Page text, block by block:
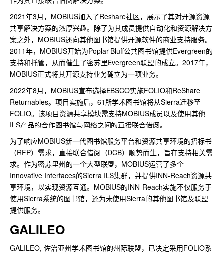
2021年3月，MOBIUS加入了Reshare社区，展示了其对开源资源
共享解决方案的浓厚兴趣。除了为其成员提供自动化和资源解决方
案之外，MOBIUS还向其他图书馆提供开源软件的商业支持服务。
2011年，MOBIUS开始为Poplar Bluff公共图书馆提供Evergreen的
支持和托管，从而催生了密苏里Evergreen联盟的成立。2017年，
MOBIUS正式将其开源支持业务确立为一项业务。
2022年8月，MOBIUS宣布选择EBSCO实施FOLIO和ReShare
Returnables。项目实施后，61所学术图书馆将从Sierra迁移至
FOLIO。该项目资源共享模块需支持MOBIUS成员以及使用其他
ILS产品的合作图书馆与网络之间的直接联合借阅。
为了响应MOBIUS新一代图书馆服务平台和资源共享环境的招标书
（RFP）需求，直接联合借阅（DCB）顺势而生，旨在支持相关需
求。作为密苏里州的一个大型联盟，MOBIUS运营了多个
Innovative Interfaces的Sierra ILS集群，并提供INN-Reach资源共
享环境，以实现资源互通。MOBIUS的INN-Reach实施不仅服务于
使用Sierra系统的图书馆，还为未使用Sierra的其他图书馆及联盟
提供服务。
GALILEO
GALILEO, 佐治亚州学术图书馆的州际联盟，已决定采用FOLIO系